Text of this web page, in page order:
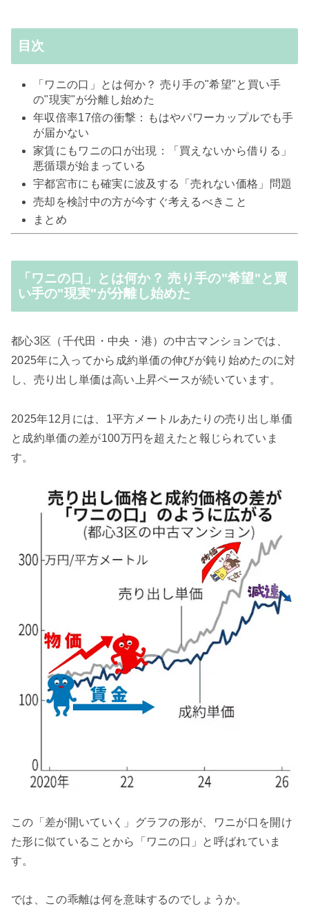
目次
「ワニの口」とは何か？ 売り手の"希望"と買い手
の"現実"が分離し始めた
年収倍率17倍の衝撃：もはやパワーカップルでも手
が届かない
家賃にもワニの口が出現：「買えないから借りる」
悪循環が始まっている
宇都宮市にも確実に波及する「売れない価格」問題
売却を検討中の方が今すぐ考えるべきこと
まとめ
「ワニの口」とは何か？ 売り手の"希望"と買
い手の"現実"が分離し始めた
都心3区（千代田・中央・港）の中古マンションでは、
2025年に入ってから成約単価の伸びが鈍り始めたのに対
し、売り出し単価は高い上昇ペースが続いています。
2025年12月には、1平方メートルあたりの売り出し単価
と成約単価の差が100万円を超えたと報じられていま
す。
この「差が開いていく」グラフの形が、ワニが口を開け
た形に似ていることから「ワニの口」と呼ばれていま
す。
では、この乖離は何を意味するのでしょうか。